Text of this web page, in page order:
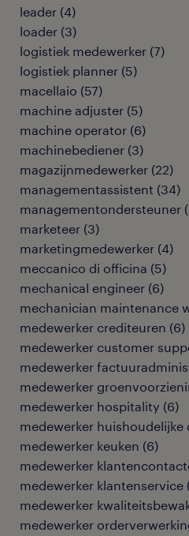
leader (4)
loader (3)
logistiek medewerker (7)
logistiek planner (5)
macellaio (57)
machine adjuster (5)
machine operator (6)
machinebediener (3)
magazijnmedewerker (22)
managementassistent (34)
managementondersteuner (
marketeer (3)
marketingmedewerker (4)
meccanico di officina (5)
mechanical engineer (6)
mechanician maintenance
medewerker crediteuren (6)
medewerker customer
medewerker
medewerker
medewerker hospitality (6)
medewerker huishoudelijke
medewerker keuken (6)
medewerker
medewerker klantenservice
medewerker
medewerker